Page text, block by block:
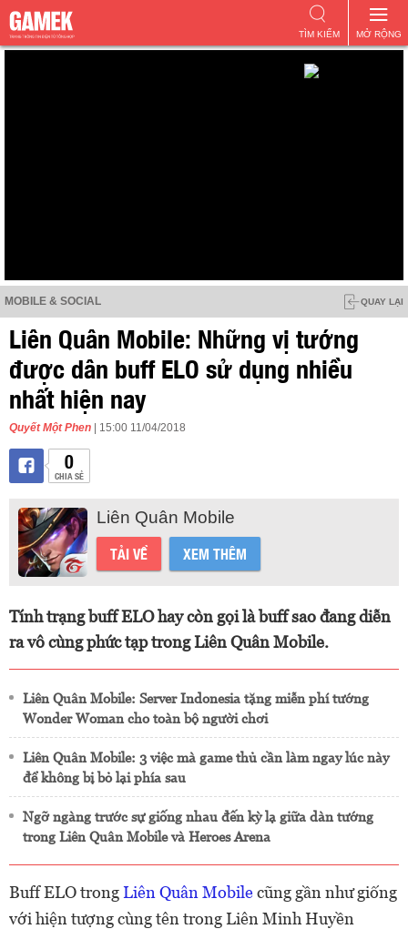
MỞ RỘNG
TÌM KIẾM
MOBILE & SOCIAL QUAY LẠI
Liên Quân Mobile: Những vị tướng
được dân buff ELO sử dụng nhiều
nhất hiện nay
Quyết Một Phen | 15:00 11/04/2018
0
CHIA SẺ
Liên Quân Mobile
TẢI VỀ XEM THÊM
Tính trạng buff ELO hay còn gọi là buff sao đang diễn
ra vô cùng phức tạp trong Liên Quân Mobile.
Liên Quân Mobile: Server Indonesia tặng miễn phí tướng
Wonder Woman cho toàn bộ người chơi
Liên Quân Mobile: 3 việc mà game thủ cần làm ngay lúc này
để không bị bỏ lại phía sau
Ngỡ ngàng trước sự giống nhau đến kỳ lạ giữa dàn tướng
trong Liên Quân Mobile và Heroes Arena
Buff ELO trongLiên Quân Mobilecũng gần như giống
với hiện tượng cùng tên trong Liên Minh Huyền